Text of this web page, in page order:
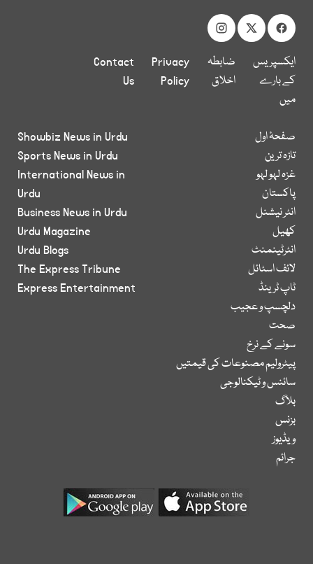
ایکسپریس
کے بارے
میں
ضابطہ
اخلاق
Privacy
Policy
Contact
Us
صفحۂ اول
تازہ ترین
غزہ لہو لہو
پاکستان
انٹر نیشنل
کھیل
انٹرٹینمنٹ
لائف اسٹائل
ٹاپ ٹرینڈ
دلچسپ و عجیب
صحت
سونے کے نرخ
پیٹرولیم مصنوعات کی قیمتیں
سائنس و ٹیکنالوجی
بلاگ
بزنس
ویڈیوز
جرائم
Showbiz News in Urdu
Sports News in Urdu
International News in
Urdu
Business News in Urdu
Urdu Magazine
Urdu Blogs
The Express Tribune
Express Entertainment